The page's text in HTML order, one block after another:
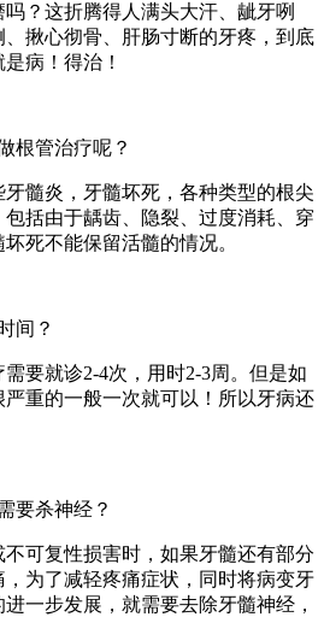
这折腾得人满头大汗、龇牙咧
揪心彻骨、肝肠寸断的牙疼，到底
病！得治！
管治疗呢？
炎，牙髓坏死，各种类型的根尖
括由于龋齿、隐裂、过度消耗、穿
死不能保留活髓的情况。
间？
就诊2-4次，用时2-3周。但是如
重的一般一次就可以！所以牙病还
杀神经？
复性损害时，如果牙髓还有部分
为了减轻疼痛症状，同时将病变牙
一步发展，就需要去除牙髓神经，